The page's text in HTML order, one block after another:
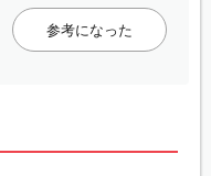
参考になった